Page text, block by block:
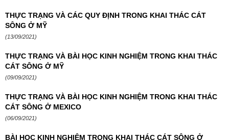
THỰC TRẠNG VÀ CÁC QUY ĐỊNH TRONG KHAI THÁC CÁT
SÔNG Ở MỸ
(13/09/2021)
THỰC TRẠNG VÀ BÀI HỌC KINH NGHIỆM TRONG KHAI THÁC
CÁT SÔNG Ở MỸ
(09/09/2021)
THỰC TRẠNG VÀ BÀI HỌC KINH NGHIỆM TRONG KHAI THÁC
CÁT SÔNG Ở MEXICO
(06/09/2021)
BÀI HỌC KINH NGHIỆM TRONG KHAI THÁC CÁT SÔNG Ở